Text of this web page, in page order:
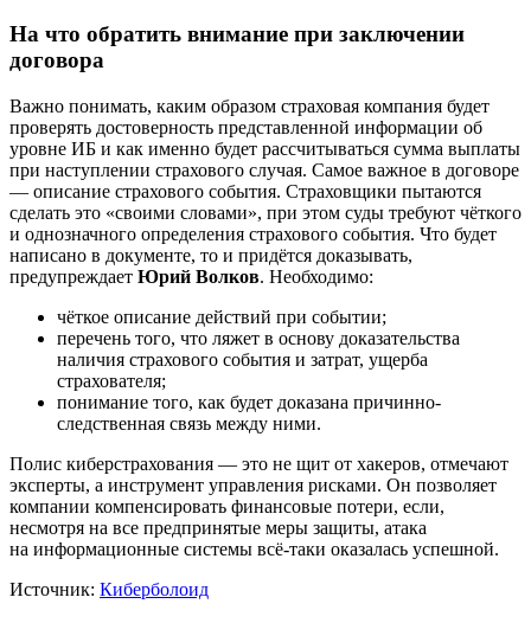
На что обратить внимание при заключении
договора
Важно понимать, каким образом страховая компания будет
проверять достоверность представленной информации об
уровне ИБ и как именно будет рассчитываться сумма выплаты
при наступлении страхового случая. Самое важное в договоре
— описание страхового события. Страховщики пытаются
сделать это «своими словами», при этом суды требуют чёткого
и однозначного определения страхового события. Что будет
написано в документе, то и придётся доказывать,
предупреждает Юрий Волков. Необходимо:
чёткое описание действий при событии;
перечень того, что ляжет в основу доказательства
наличия страхового события и затрат, ущерба
страхователя;
понимание того, как будет доказана причинно-
следственная связь между ними.
Полис киберстрахования — это не щит от хакеров, отмечают
эксперты, а инструмент управления рисками. Он позволяет
компании компенсировать финансовые потери, если,
несмотря на все предпринятые меры защиты, атака
на информационные системы всё-таки оказалась успешной.
Источник: Киберболоид